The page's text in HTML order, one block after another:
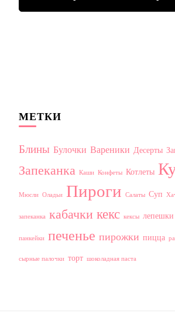
МЕТКИ
Блины Булочки Вареники Десерты
Запеканка Каши Конфеты Котлеты
Мюсли Оладьи Пироги Салаты Суп
запеканка кабачки кекс кексы лепешки
панкейки печенье пирожки пицца
сырные палочки торт шоколадная паста